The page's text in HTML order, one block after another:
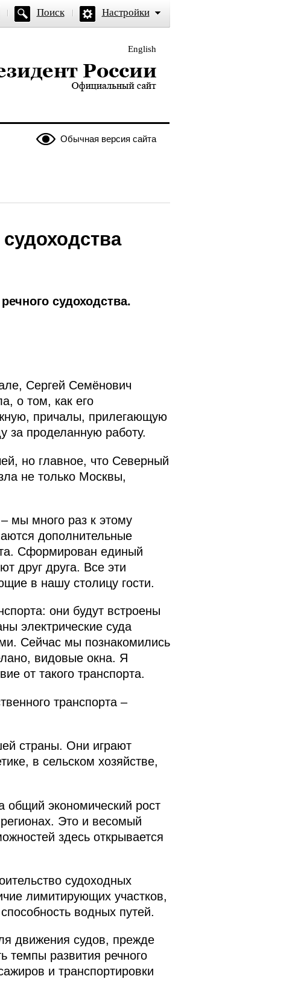
Поиск Настройки
English
— официальный сайт
Обычная версия сайта
судоходства.
Сергей Семёнович
о том, как его
причалы, прилегающую
за проделанную работу.
но главное, что Северный
не только Москвы,
мы много раз к этому
дополнительные
Сформирован единый
друг друга. Все эти
в нашу столицу гости.
они будут встроены
электрические суда
Сейчас мы познакомились
видовые окна. Я
от такого транспорта.
транспорта –
страны. Они играют
в сельском хозяйстве,
общий экономический рост
Это и весомый
здесь открывается
судоходных
лимитирующих участков,
водных путей.
движения судов, прежде
темпы развития речного
и транспортировки